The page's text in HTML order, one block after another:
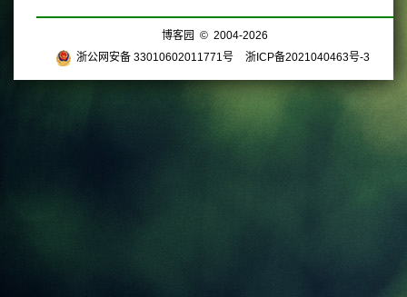
博客园 © 2004-2026
浙公网安备 33010602011771号
浙ICP备2021040463号-3